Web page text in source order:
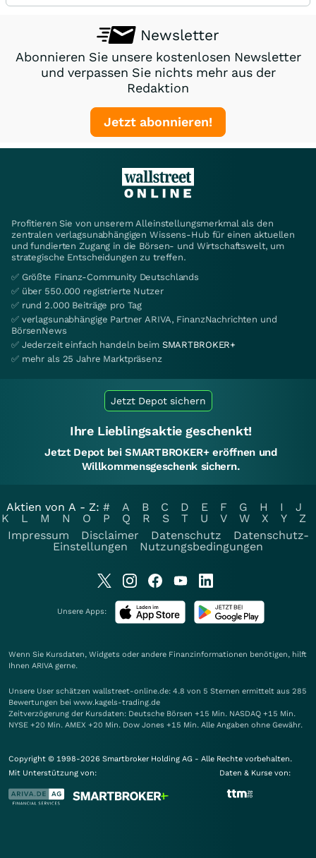
Newsletter
Abonnieren Sie unsere kostenlosen Newsletter
und verpassen Sie nichts mehr aus der
Redaktion
Jetzt abonnieren!
Profitieren Sie von unserem Alleinstellungsmerkmal als den
zentralen verlagsunabhängigen Wissens-Hub für einen aktuellen
und fundierten Zugang in die Börsen- und Wirtschaftswelt, um
strategische Entscheidungen zu treffen.
✅ Größte Finanz-Community Deutschlands
✅ über 550.000 registrierte Nutzer
✅ rund 2.000 Beiträge pro Tag
✅ verlagsunabhängige Partner ARIVA, FinanzNachrichten und
BörsenNews
✅ Jederzeit einfach handeln beim SMARTBROKER+
✅ mehr als 25 Jahre Marktpräsenz
Jetzt Depot sichern
Ihre Lieblingsaktie geschenkt!
Jetzt Depot bei SMARTBROKER+ eröffnen und
Willkommensgeschenk sichern.
Aktien von A - Z: # A B C D E F G H I
J
K
L M N O P Q R S T U V W X Y
Z
Impressum
Disclaimer Datenschutz
Datenschutz-
Einstellungen
Nutzungsbedingungen
Unsere Apps:
Wenn Sie Kursdaten, Widgets oder andere Finanzinformationen benötigen, hilft
Ihnen ARIVA gerne.
Unsere User schätzen wallstreet-online.de: 4.8 von 5 Sternen ermittelt aus 285
Bewertungen bei www.kagels-trading.de
Zeitverzögerung der Kursdaten: Deutsche Börsen +15 Min. NASDAQ +15 Min.
NYSE +20 Min. AMEX +20 Min. Dow Jones +15 Min. Alle Angaben ohne Gewähr.
Copyright © 1998-2026 Smartbroker Holding AG - Alle Rechte vorbehalten.
Mit Unterstützung von:
Daten & Kurse von: